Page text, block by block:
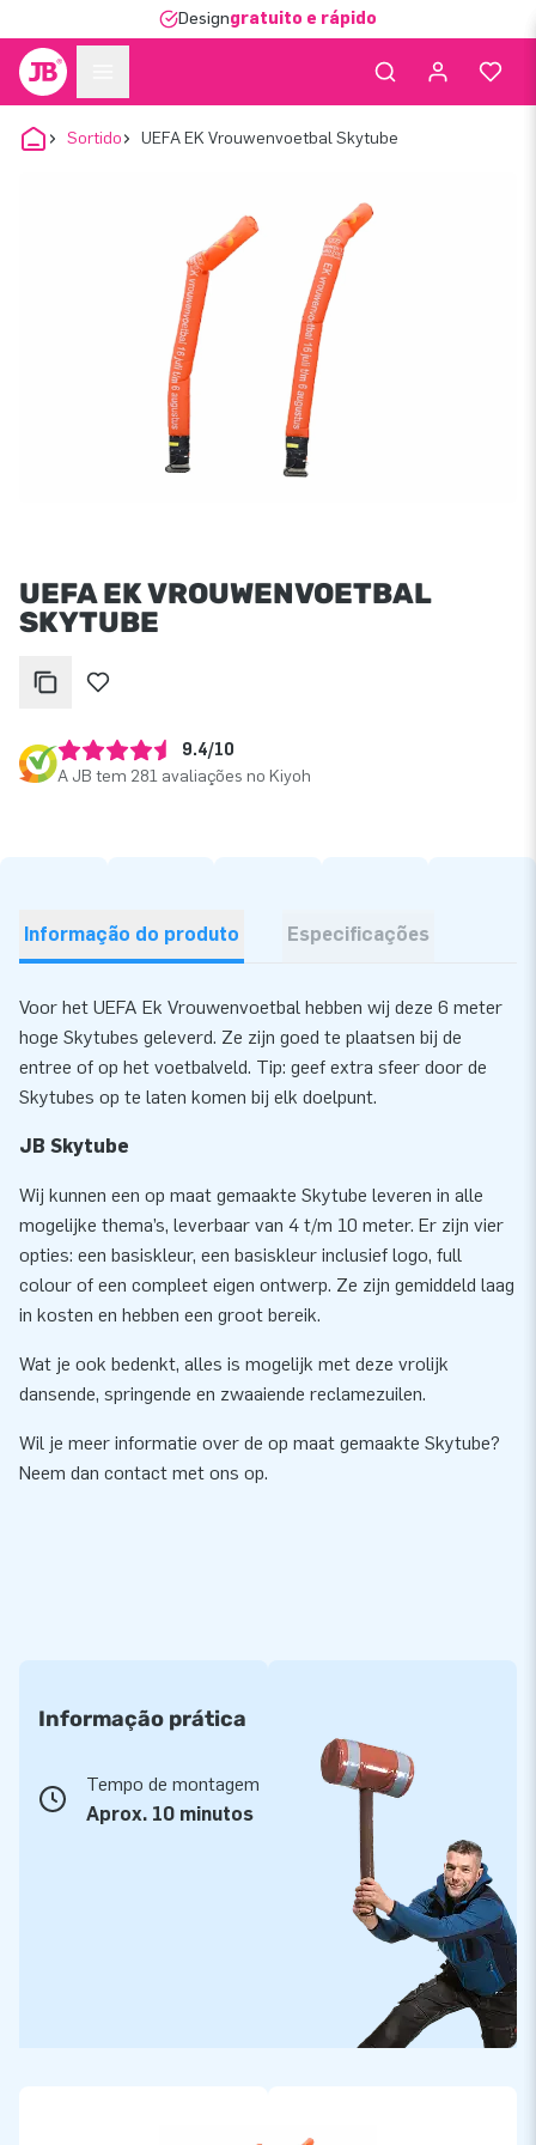
Designgratuito e rápido
Sortido UEFA EK Vrouwenvoetbal Skytube
UEFA EK VROUWENVOETBAL
SKYTUBE
9.4/10
A JB tem 281 avaliações no Kiyoh
Informação do produto Especificações
Voor het UEFA Ek Vrouwenvoetbal hebben wij deze 6 meter
hoge Skytubes geleverd. Ze zijn goed te plaatsen bij de
entree of op het voetbalveld. Tip: geef extra sfeer door de
Skytubes op te laten komen bij elk doelpunt.
JB Skytube
Wij kunnen een op maat gemaakte Skytube leveren in alle
mogelijke thema’s, leverbaar van 4 t/m 10 meter. Er zijn vier
opties: een basiskleur, een basiskleur inclusief logo, full
colour of een compleet eigen ontwerp. Ze zijn gemiddeld laag
in kosten en hebben een groot bereik.
Wat je ook bedenkt, alles is mogelijk met deze vrolijk
dansende, springende en zwaaiende reclamezuilen.
Wil je meer informatie over de op maat gemaakte Skytube?
Neem dan contact met ons op.
Informação prática
Tempo de montagem
Aprox. 10 minutos